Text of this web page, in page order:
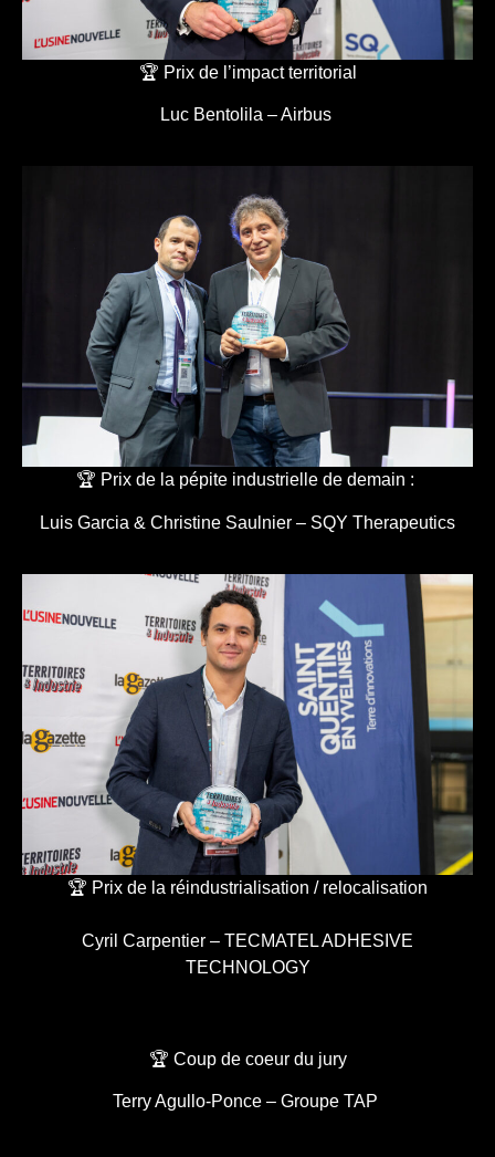
🏆 Prix de l’impact territorial
Luc Bentolila – Airbus
🏆 Prix de la pépite industrielle de demain :
Luis Garcia & Christine Saulnier – SQY Therapeutics
🏆 Prix de la réindustrialisation / relocalisation
Cyril Carpentier – TECMATEL ADHESIVE
TECHNOLOGY
🏆 Coup de coeur du jury
Terry Agullo-Ponce – Groupe TAP